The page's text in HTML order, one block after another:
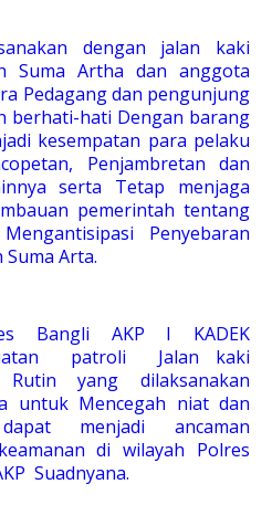
dengan jalan kaki
Suma Artha dan anggota
Pedagang dan pengunjung
berhati-hati Dengan barang
kesempatan para pelaku
Penjambretan dan
serta Tetap menjaga
pemerintah tentang
Penyebaran
Suma Arta.
Bangli AKP I KADEK
patroli Jalan kaki
yang dilaksanakan
untuk Mencegah niat dan
menjadi ancaman
di wilayah Polres
Suadnyana.